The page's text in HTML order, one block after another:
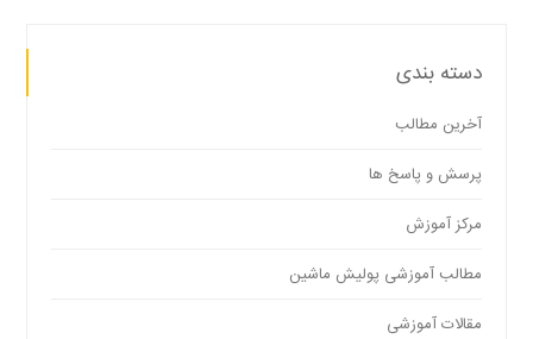
دسته بندی
آخرین مطالب
پرسش و پاسخ ها
مرکز آموزش
مطالب آموزشی پولیش ماشین
مقالات آموزشی